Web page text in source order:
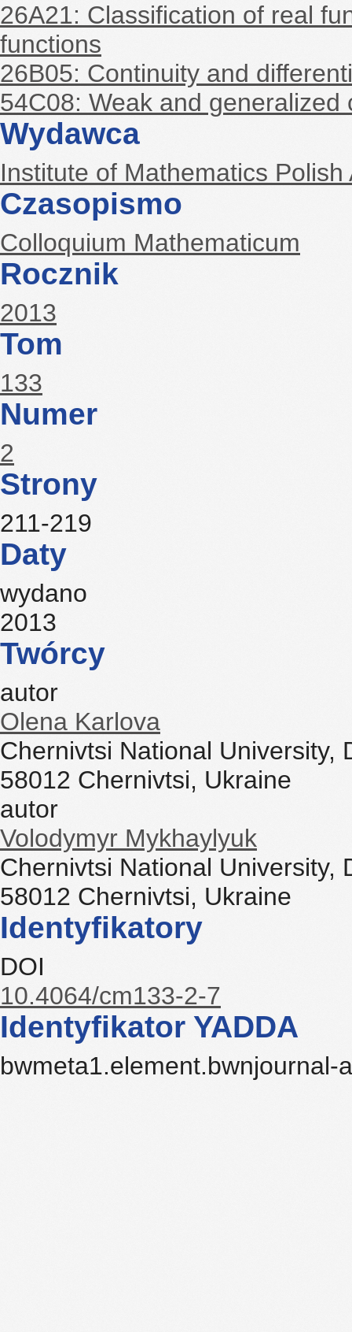
26A21: Classification of real
functions
26B05: Continuity and
54C08: Weak and generalized
Wydawca
Institute of Mathematics
Czasopismo
Colloquium Mathematicum
Rocznik
2013
Tom
133
Numer
2
Strony
211-219
Daty
wydano
2013
Twórcy
autor
Olena Karlova
Chernivtsi National University,
58012 Chernivtsi, Ukraine
autor
Volodymyr Mykhaylyuk
Chernivtsi National University,
58012 Chernivtsi, Ukraine
Identyfikatory
DOI
10.4064/cm133-2-7
Identyfikator YADDA